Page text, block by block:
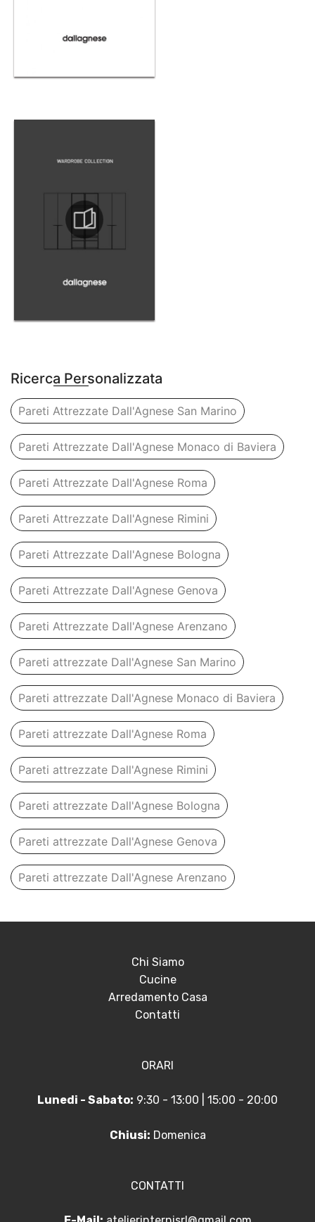
Ricerca Personalizzata
Pareti Attrezzate Dall'Agnese San Marino
Pareti Attrezzate Dall'Agnese Monaco di Baviera
Pareti Attrezzate Dall'Agnese Roma
Pareti Attrezzate Dall'Agnese Rimini
Pareti Attrezzate Dall'Agnese Bologna
Pareti Attrezzate Dall'Agnese Genova
Pareti Attrezzate Dall'Agnese Arenzano
Pareti attrezzate Dall'Agnese San Marino
Pareti attrezzate Dall'Agnese Monaco di Baviera
Pareti attrezzate Dall'Agnese Roma
Pareti attrezzate Dall'Agnese Rimini
Pareti attrezzate Dall'Agnese Bologna
Pareti attrezzate Dall'Agnese Genova
Pareti attrezzate Dall'Agnese Arenzano
Chi Siamo
Cucine
Arredamento Casa
Contatti
ORARI
Lunedi - Sabato: 9:30 - 13:00 | 15:00 - 20:00
Chiusi: Domenica
CONTATTI